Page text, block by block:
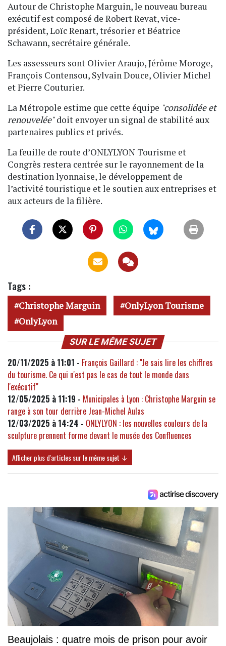
Autour de Christophe Marguin, le nouveau bureau
exécutif est composé de Robert Revat, vice-
président, Loïc Renart, trésorier et Béatrice
Schawann, secrétaire générale.
Les assesseurs sont Olivier Araujo, Jérôme Moroge,
François Contensou, Sylvain Douce, Olivier Michel
et Pierre Couturier.
La Métropole estime que cette équipe "consolidée et
renouvelée"doit envoyer un signal de stabilité aux
partenaires publics et privés.
La feuille de route d’ONLYLYON Tourisme et
Congrès restera centrée sur le rayonnement de la
destination lyonnaise, le développement de
l’activité touristique et le soutien aux entreprises et
aux acteurs de la filière.
Tags :
Christophe Marguin
OnlyLyon Tourisme
OnlyLyon
SUR LE MÊME SUJET
20/11/2025 à 11:01 - François Gaillard : "Je sais lire les chiffres
du tourisme. Ce qui n'est pas le cas de tout le monde dans
l'exécutif"
12/05/2025 à 11:19 - Municipales à Lyon : Christophe Marguin se
range à son tour derrière Jean-Michel Aulas
12/03/2025 à 14:24 - ONLYLYON : les nouvelles couleurs de la
sculpture prennent forme devant le musée des Confluences
Afficher plus d'articles sur le même sujet ↓
Beaujolais : quatre mois de prison pour avoir